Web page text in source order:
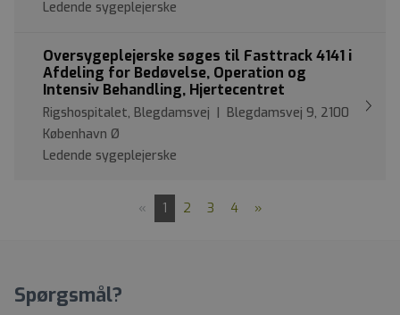
Ledende sygeplejerske
Oversygeplejerske søges til Fasttrack 4141 i
Afdeling for Bedøvelse, Operation og
Intensiv Behandling, Hjertecentret
Rigshospitalet, Blegdamsvej | Blegdamsvej 9, 2100
København Ø
Ledende sygeplejerske
« 1 2 3 4 »
Spørgsmål?